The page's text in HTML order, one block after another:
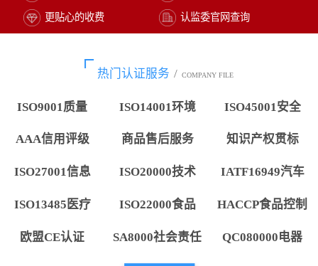
更贴心的收费 认监委官网查询
热门认证服务 / COMPANY FILE
ISO9001质量 ISO14001环境 ISO45001安全
AAA信用评级 商品售后服务 知识产权贯标
ISO27001信息 ISO20000技术 IATF16949汽车
ISO13485医疗 ISO22000食品 HACCP食品控制
欧盟CE认证 SA8000社会责任 QC080000电器